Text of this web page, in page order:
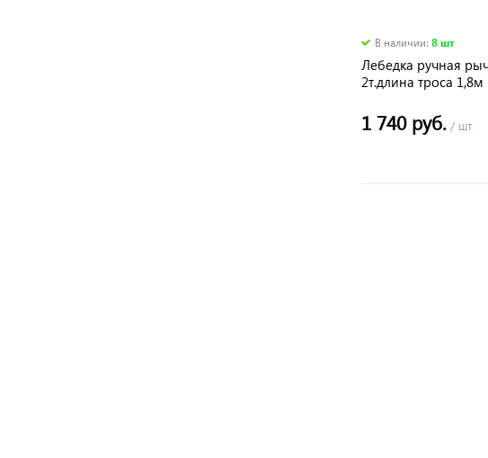
В наличии: 8 шт
Лебедка ручная
2т.длина троса 1,8м
1 740 руб. / шт